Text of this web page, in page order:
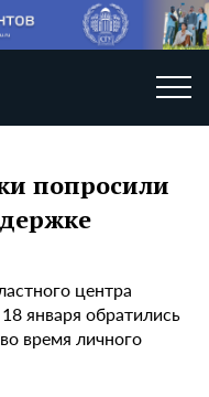
попросили
центра
января обратились
время личного